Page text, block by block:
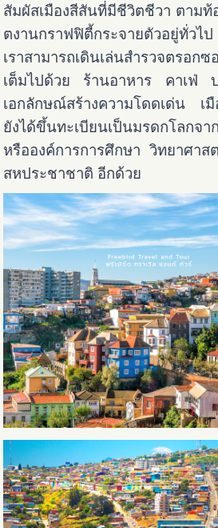
สัมผัสเมืองสีสันที่มีชีวิตชีวา ตาม
ตงานกราฟฟิตี้กระจายตัวอยู่ทั่ว
เราสามารถเดินเล่นสำรวจตรอก
เต็มไปด้วย ร้านอาหาร คาเฟ่
เอกลักษณ์สร้างความโดดเด่น เ
ยังได้ขึ้นทะเบียนเป็นมรดกโลกจา
หรือองค์การการศึกษา วิทยาศา
สหประชาชาติ อีกด้วย